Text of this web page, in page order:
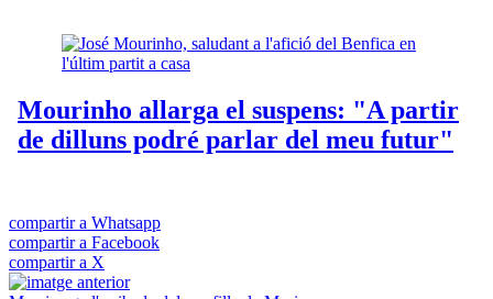
compartir a Whatsapp
compartir a Facebook
compartir a X